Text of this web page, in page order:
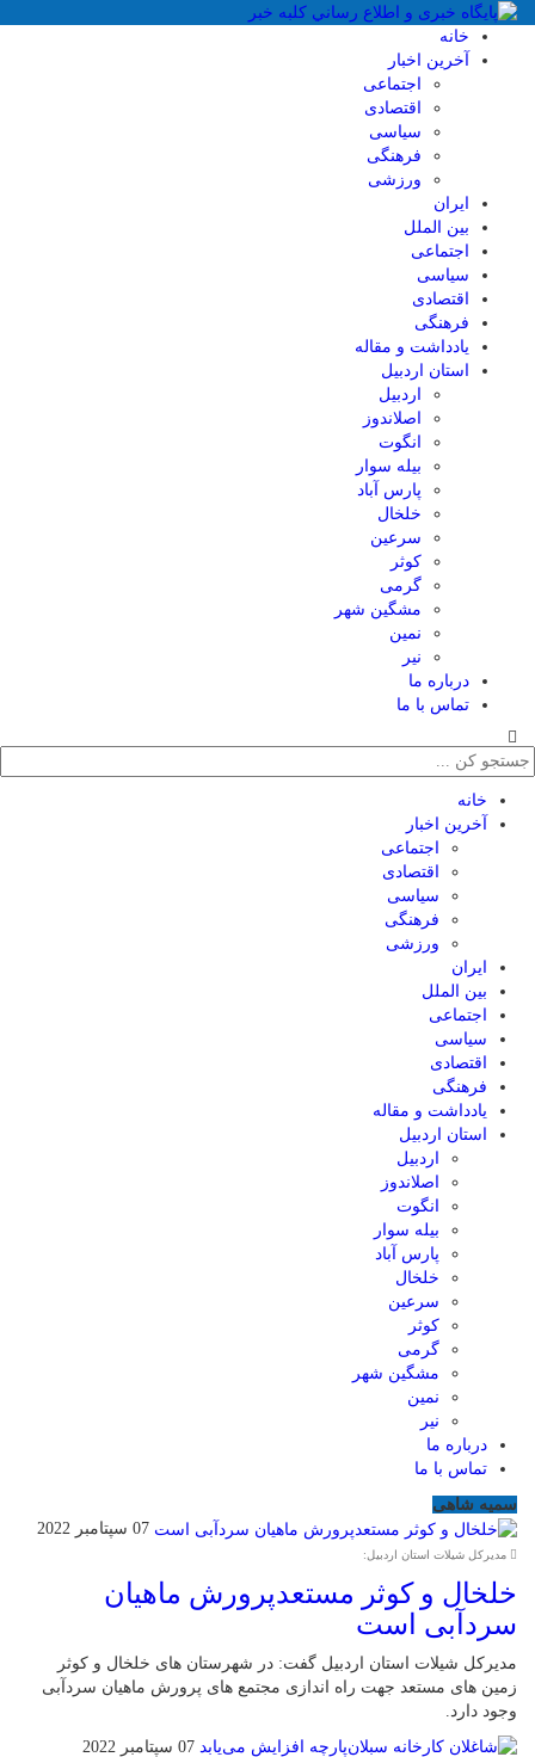
خانه
آخرین اخبار
اجتماعی
اقتصادی
سیاسی
فرهنگی
ورزشی
ایران
بین الملل
اجتماعی
سیاسی
اقتصادی
فرهنگی
یادداشت و مقاله
استان اردبیل
اردبیل
اصلاندوز
انگوت
بیله سوار
پارس آباد
خلخال
سرعین
کوثر
گرمی
مشگین شهر
نمین
نیر
درباره ما
تماس با ما
خانه
آخرین اخبار
اجتماعی
اقتصادی
سیاسی
فرهنگی
ورزشی
ایران
بین الملل
اجتماعی
سیاسی
اقتصادی
فرهنگی
یادداشت و مقاله
استان اردبیل
اردبیل
اصلاندوز
انگوت
بیله سوار
پارس آباد
خلخال
سرعین
کوثر
گرمی
مشگین شهر
نمین
نیر
درباره ما
تماس با ما
سمیه شاهی
07 سپتامبر 2022
مدیرکل شیلات استان اردبیل:
خلخال و کوثر مستعدپرورش ماهیان
سردآبی است
مدیرکل شیلات استان اردبیل گفت: در شهرستان های خلخال و کوثر
زمین های مستعد جهت راه اندازی مجتمع های پرورش ماهیان سردآبی
وجود دارد.
07 سپتامبر 2022